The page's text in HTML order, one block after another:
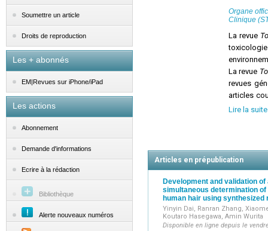
Soumettre un article
Droits de reproduction
Les + abonnés
EM|Revues sur iPhone/iPad
Les actions
Abonnement
Demande d'informations
Ecrire à la rédaction
Bibliothèque
Alerte nouveaux numéros
Organe
Clinique
La revue
La revue
revues
articles
d'articles
l'actualité.
Lire la suite
Articles en prépublication
Development and validation
simultaneous determination
human hair using
Yinyin Dai, Ranran Zhang,
Koutaro Hasegawa, Amin Wurita
Disponible en ligne depuis le